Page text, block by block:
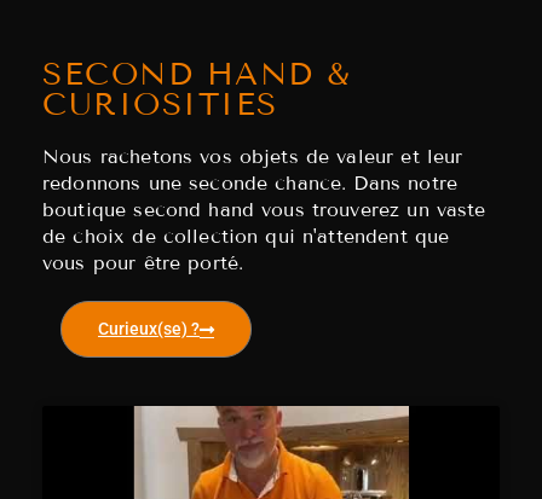
SECOND HAND &
CURIOSITIES
Nous rachetons vos objets de valeur et leur
redonnons une seconde chance. Dans notre
boutique second hand vous trouverez un vaste
de choix de collection qui n'attendent que
vous pour être porté.
Curieux(se) ?